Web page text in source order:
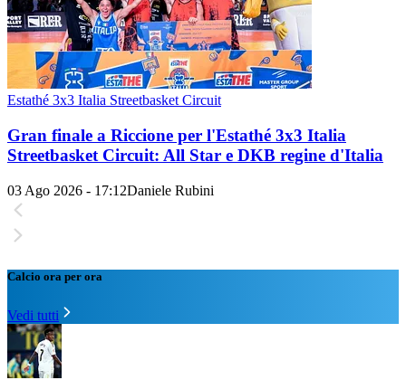
Estathé 3x3 Italia Streetbasket Circuit
Gran finale a Riccione per l'Estathé 3x3 Italia
Streetbasket Circuit: All Star e DKB regine d'Italia
03 Ago 2026 - 17:12Daniele Rubini
Calcio ora per ora
Vedi tutti